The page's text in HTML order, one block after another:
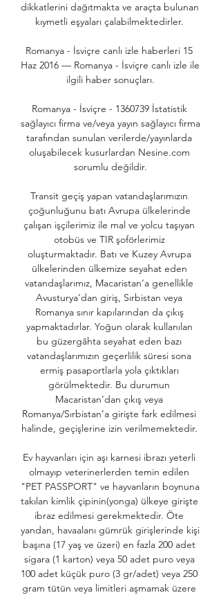
dikkatlerini dağıtmakta ve araçta bulunan
kıymetli eşyaları çalabilmektedirler.
Romanya - İsviçre canlı izle haberleri 15
Haz 2016 — Romanya - İsviçre canlı izle ile
ilgili haber sonuçları.
Romanya - İsviçre - 1360739 İstatistik
sağlayıcı firma ve/veya yayın sağlayıcı firma
tarafından sunulan verilerde/yayınlarda
oluşabilecek kusurlardan Nesine.com
sorumlu değildir.
Transit geçiş yapan vatandaşlarımızın
çoğunluğunu batı Avrupa ülkelerinde
çalışan işçilerimiz ile mal ve yolcu taşıyan
otobüs ve TIR şoförlerimiz
oluşturmaktadır. Batı ve Kuzey Avrupa
ülkelerinden ülkemize seyahat eden
vatandaşlarımız, Macaristan’a genellikle
Avusturya’dan giriş, Sırbistan veya
Romanya sınır kapılarından da çıkış
yapmaktadırlar. Yoğun olarak kullanılan
bu güzergâhta seyahat eden bazı
vatandaşlarımızın geçerlilik süresi sona
ermiş pasaportlarla yola çıktıkları
görülmektedir. Bu durumun
Macaristan’dan çıkış veya
Romanya/Sırbistan’a girişte fark edilmesi
halinde, geçişlerine izin verilmemektedir.
Ev hayvanları için aşı karnesi ibrazı yeterli
olmayıp veterinerlerden temin edilen
"PET PASSPORT" ve hayvanların boynuna
takılan kimlik çipinin(yonga) ülkeye girişte
ibraz edilmesi gerekmektedir. Öte
yandan, havaalanı gümrük girişlerinde kişi
başına (17 yaş ve üzeri) en fazla 200 adet
sigara (1 karton) veya 50 adet puro veya
100 adet küçük puro (3 gr/adet) veya 250
gram tütün veya limitleri aşmamak üzere